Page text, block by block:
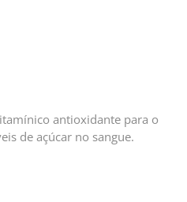
antioxidante para o
de açúcar no sangue.